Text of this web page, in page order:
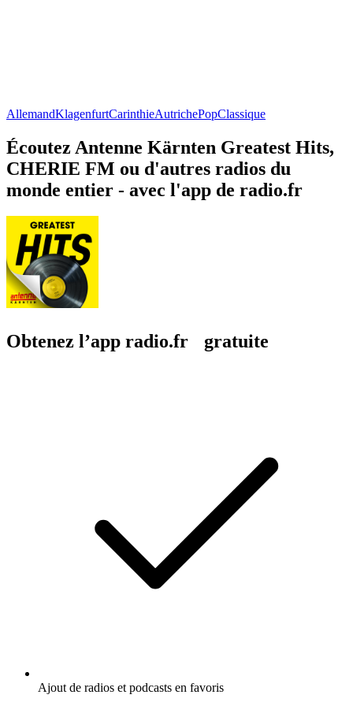
AllemandKlagenfurtCarinthieAutrichePopClassique
Écoutez Antenne Kärnten Greatest Hits,
CHERIE FM ou d'autres radios du
monde entier - avec l'app de radio.fr
Obtenez l’app radio.fr gratuite
Ajout de radios et podcasts en favoris